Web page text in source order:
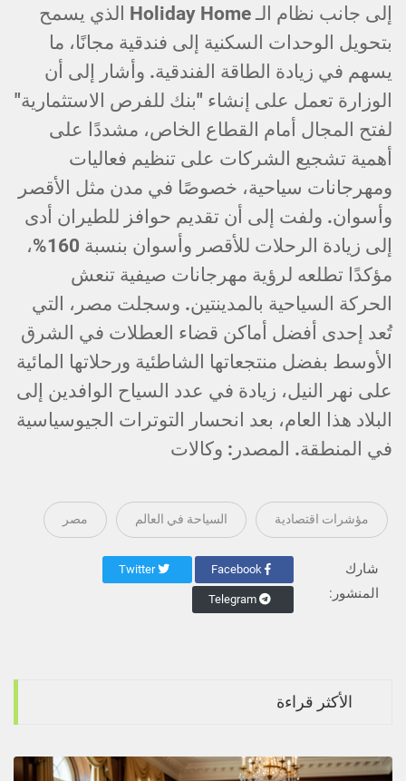
إلى جانب نظام الـ Holiday Home الذي يسمح
بتحويل الوحدات السكنية إلى فندقية مجانًا، ما
يسهم في زيادة الطاقة الفندقية. وأشار إلى أن
الوزارة تعمل على إنشاء "بنك للفرص الاستثمارية"
لفتح المجال أمام القطاع الخاص، مشددًا على
أهمية تشجيع الشركات على تنظيم فعاليات
ومهرجانات سياحية، خصوصًا في مدن مثل الأقصر
وأسوان. ولفت إلى أن تقديم حوافز للطيران أدى
إلى زيادة الرحلات للأقصر وأسوان بنسبة 160%،
مؤكدًا تطلعه لرؤية مهرجانات صيفية تنعش
الحركة السياحية بالمدينتين. وسجلت مصر، التي
تُعد إحدى أفضل أماكن قضاء العطلات في الشرق
الأوسط بفضل منتجعاتها الشاطئية ورحلاتها المائية
على نهر النيل، زيادة في عدد السياح الوافدين إلى
البلاد هذا العام، بعد انحسار التوترات الجيوسياسية
في المنطقة. المصدر: وكالات
مؤشرات اقتصادية السياحة في العالم مصر
شارك
المنشور:
Twitter
Telegram
الأكثر قراءة